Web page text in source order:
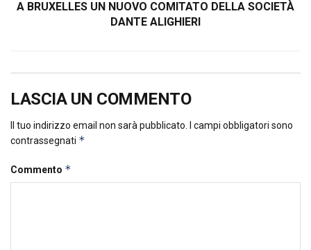
A BRUXELLES UN NUOVO COMITATO DELLA SOCIETÀ
DANTE ALIGHIERI
LASCIA UN COMMENTO
Il tuo indirizzo email non sarà pubblicato.
I campi obbligatori sono
contrassegnati *
Commento *